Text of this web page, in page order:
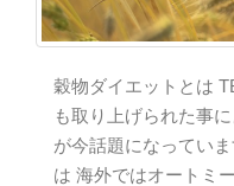
穀物ダイエットとは
も取り上げられた事
が今話題になってい
は 海外ではオートミ